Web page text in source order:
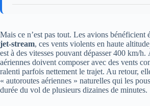
Mais ce n’est pas tout. Les avions bénéficient
jet-stream, ces vents violents en haute
est à des vitesses pouvant dépasser 400 km/
aériennes doivent composer avec des vents
ralenti parfois nettement le trajet. Au retour,
« autoroutes aériennes » naturelles qui les
durée du vol de plusieurs dizaines de minutes.